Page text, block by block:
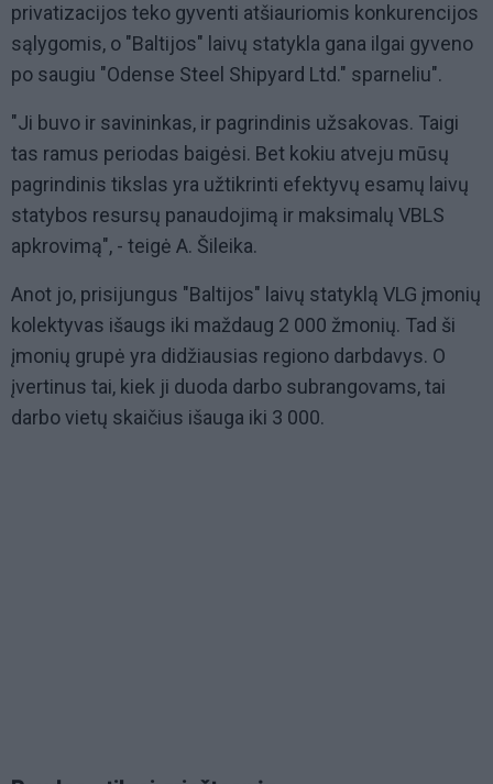
privatizacijos teko gyventi atšiauriomis konkurencijos
sąlygomis, o "Baltijos" laivų statykla gana ilgai gyveno
po saugiu "Odense Steel Shipyard Ltd." sparneliu".
"Ji buvo ir savininkas, ir pagrindinis užsakovas. Taigi
tas ramus periodas baigėsi. Bet kokiu atveju mūsų
pagrindinis tikslas yra užtikrinti efektyvų esamų laivų
statybos resursų panaudojimą ir maksimalų VBLS
apkrovimą", - teigė A. Šileika.
Anot jo, prisijungus "Baltijos" laivų statyklą VLG įmonių
kolektyvas išaugs iki maždaug 2 000 žmonių. Tad ši
įmonių grupė yra didžiausias regiono darbdavys. O
įvertinus tai, kiek ji duoda darbo subrangovams, tai
darbo vietų skaičius išauga iki 3 000.